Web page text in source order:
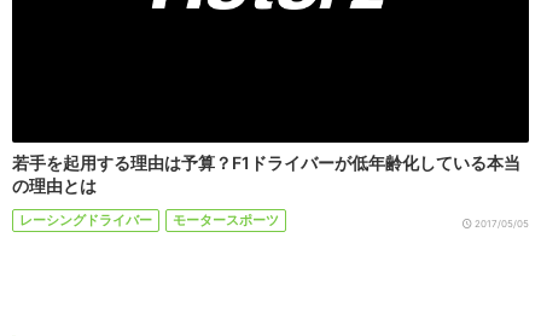
若手を起用する理由は予算？F1ドライバーが低年齢化している本当
の理由とは
レーシングドライバー モータースポーツ 2017/05/05